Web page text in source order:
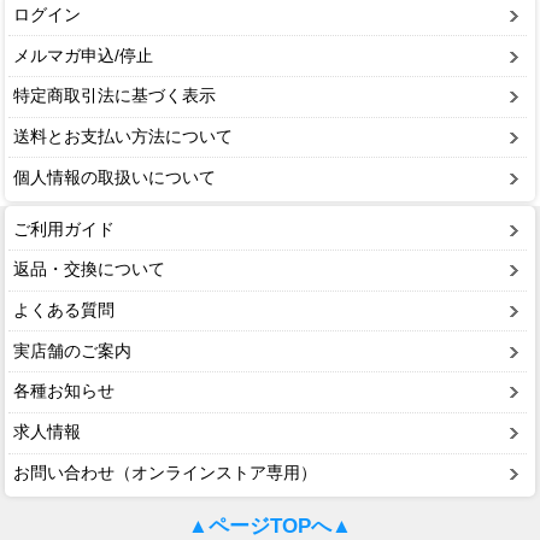
ログイン
メルマガ申込/停止
特定商取引法に基づく表示
送料とお支払い方法について
個人情報の取扱いについて
ご利用ガイド
返品・交換について
よくある質問
実店舗のご案内
各種お知らせ
求人情報
お問い合わせ（オンラインストア専用）
▲ページTOPへ▲